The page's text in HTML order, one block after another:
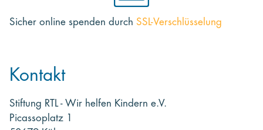
Sicher online spenden durch SSL-Verschlüsselung
Kontakt
Stiftung RTL - Wir helfen Kindern e.V.
Picassoplatz 1